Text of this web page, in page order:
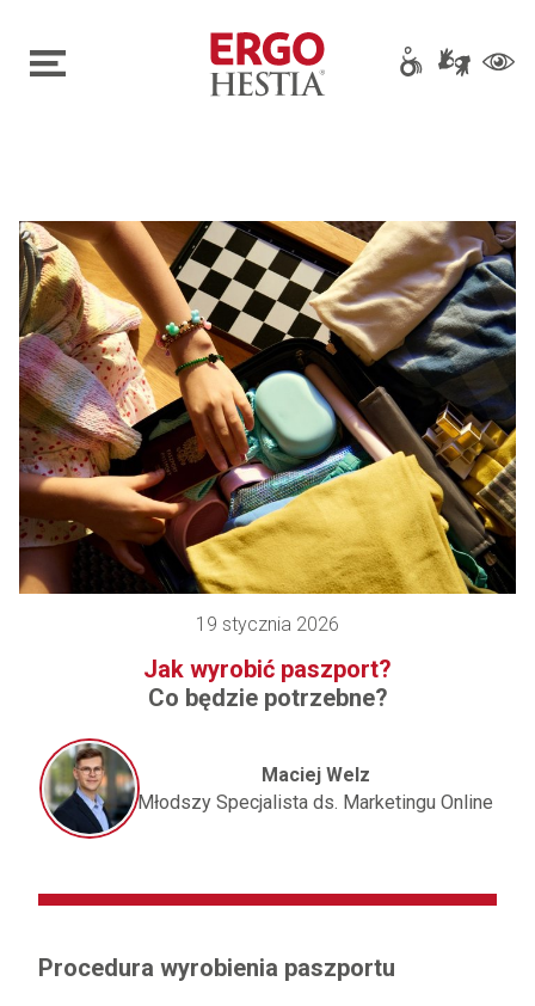
19 stycznia 2026
Jak wyrobić paszport?
Co będzie potrzebne?
Maciej Welz
Młodszy Specjalista ds. Marketingu Online
Procedura wyrobienia paszportu